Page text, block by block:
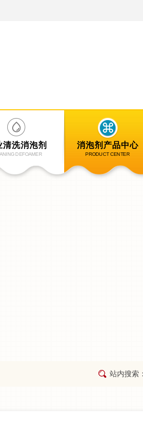
清洗消泡剂
DEFOAMER
消泡剂产品中心
PRODUCT CENTER
站内搜索